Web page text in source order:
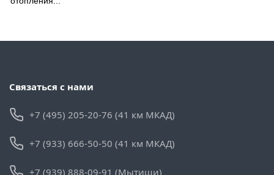
Связаться с нами
+7 (495) 205-20-76 (41 км МКАД)
+7 (933) 666-50-50 (41 км МКАД)
+7 (939) 888-09-91 (Мытищи)